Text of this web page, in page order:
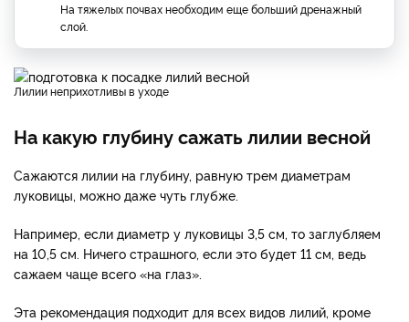
На тяжелых почвах необходим еще больший дренажный
слой.
Лилии неприхотливы в уходе
На какую глубину сажать лилии весной
Сажаются лилии на глубину, равную трем диаметрам
луковицы, можно даже чуть глубже.
Например, если диаметр у луковицы 3,5 см, то заглубляем
на 10,5 см. Ничего страшного, если это будет 11 см, ведь
сажаем чаще всего «на глаз».
Эта рекомендация подходит для всех видов лилий, кроме